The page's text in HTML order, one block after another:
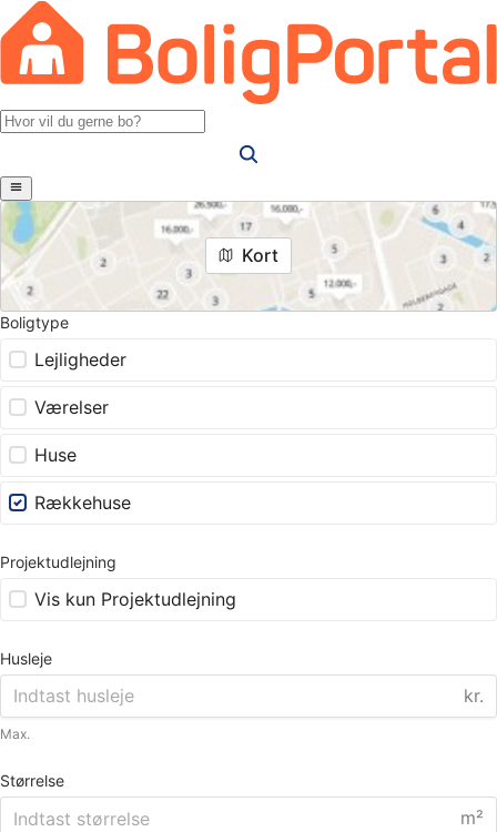
Kort
Boligtype
Lejligheder
Værelser
Huse
Rækkehuse
Projektudlejning
Vis kun Projektudlejning
Husleje
kr.
Max.
Størrelse
m²